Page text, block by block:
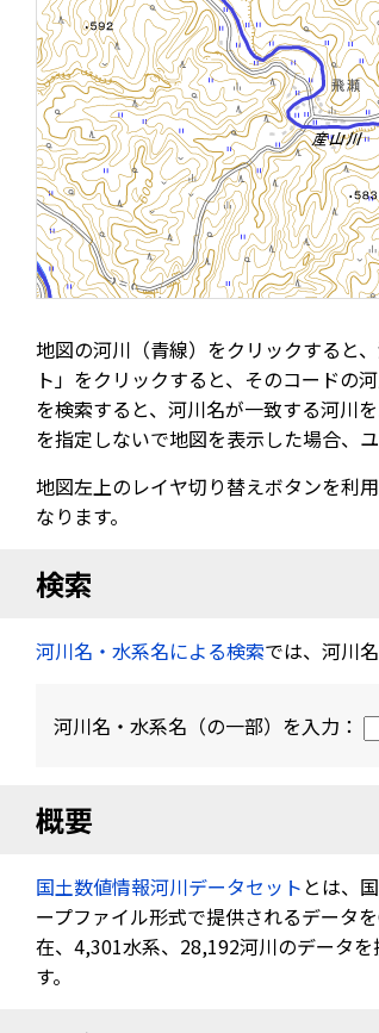
地図の河川（青線）をクリックすると
ト」をクリックすると、そのコードの
を検索すると、河川名が一致する河川
を指定しないで地図を表示した場合、
地図左上のレイヤ切り替えボタンを利
なります。
検索
河川名・水系名による検索では、河川
河川名・水系名（の一部）を入力：
概要
国土数値情報河川データセット とは、
ープファイル形式で提供されるデータ
在、4,301水系、28,192河川のデータを
す。